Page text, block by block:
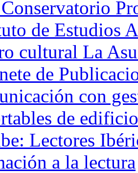
de Estudios
cultural La
de
con
de
Lectores
a la lectura